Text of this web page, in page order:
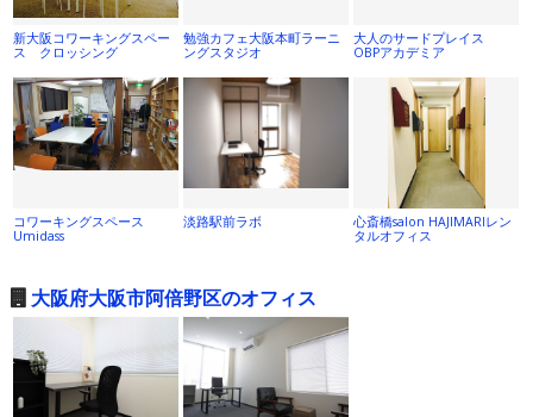
新大阪コワーキングスペー
ス クロッシング
勉強カフェ大阪本町ラーニ
ングスタジオ
大人のサードプレイス
OBPアカデミア
コワーキングスペース
Umidass
淡路駅前ラボ
心斎橋salon HAJIMARIレン
タルオフィス
大阪府大阪市阿倍野区のオフィス